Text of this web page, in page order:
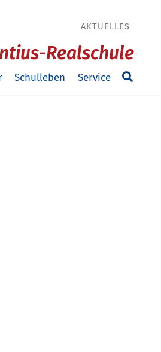
AKTUELLES
Realschule
Schulleben Service